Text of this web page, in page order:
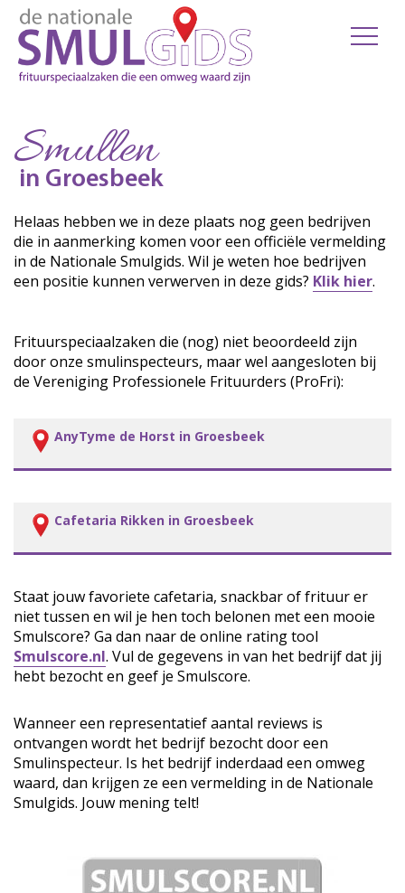
Smullen
in Groesbeek
Helaas hebben we in deze plaats nog geen bedrijven
die in aanmerking komen voor een officiële vermelding
in de Nationale Smulgids. Wil je weten hoe bedrijven
een positie kunnen verwerven in deze gids? Klik hier.
Frituurspeciaalzaken die (nog) niet beoordeeld zijn
door onze smulinspecteurs, maar wel aangesloten bij
de Vereniging Professionele Frituurders (ProFri):
AnyTyme de Horst in Groesbeek
Cafetaria Rikken in Groesbeek
Staat jouw favoriete cafetaria, snackbar of frituur er
niet tussen en wil je hen toch belonen met een mooie
Smulscore? Ga dan naar de online rating tool
Smulscore.nl. Vul de gegevens in van het bedrijf dat jij
hebt bezocht en geef je Smulscore.
Wanneer een representatief aantal reviews is
ontvangen wordt het bedrijf bezocht door een
Smulinspecteur. Is het bedrijf inderdaad een omweg
waard, dan krijgen ze een vermelding in de Nationale
Smulgids. Jouw mening telt!